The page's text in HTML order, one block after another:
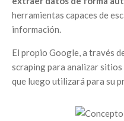
herramientas capaces de
información.
El propio Google, a través
scraping para analizar
que luego utilizará para su